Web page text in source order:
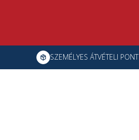
SZEMÉLYES ÁTVÉTELI PONT